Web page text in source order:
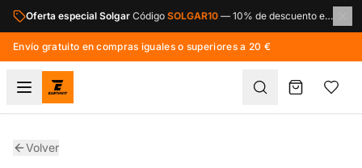
Saltar al contenido principal
Oferta especial Solgar Código SOLGAR10 — 10% de descuento en toda la marca Solgar.
Envío gratuito en compras iguales o superiores a 20 €
Volver